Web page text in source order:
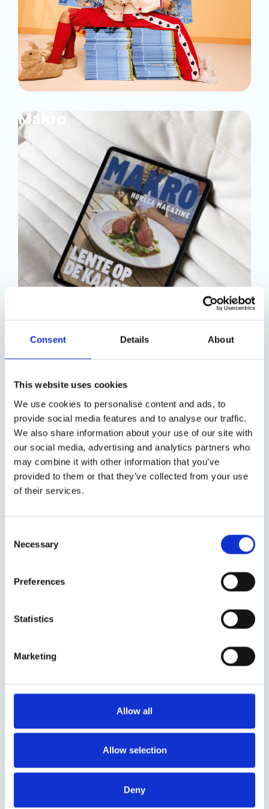
Consent Details About
This website uses cookies
We use cookies to personalise content and ads, to
provide social media features and to analyse our traffic.
We also share information about your use of our site with
our social media, advertising and analytics partners who
may combine it with other information that you’ve
provided to them or that they’ve collected from your use
of their services.
Selection
Necessary
Preferences
Statistics
Marketing
Allow all
Allow selection
Deny
Makro
RAI Amsterdam